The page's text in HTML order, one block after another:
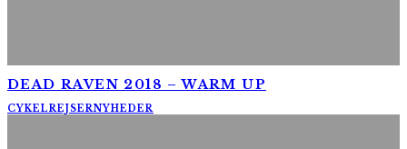
DEAD RAVEN 2018 – WARM UP
CYKELREJSERNYHEDER